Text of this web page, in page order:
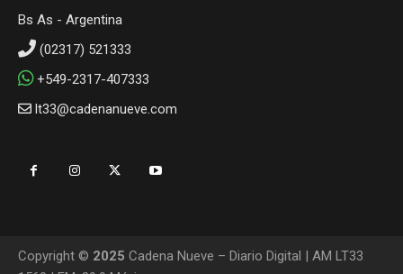
Bs As - Argentina
(02317) 521333
+549-2317-407333
lt33@cadenanueve.com
Copyright © 2025 Cadena Nueve – Diario Digital | AM LT33